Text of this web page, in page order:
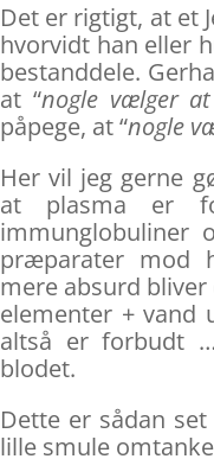
Det er rigtigt, at et
hvorvidt han eller
bestanddele.
at “nogle vælger
påpege, at “nogle
Her vil jeg gerne
at plasma er
immunglobuliner
præparater mod
mere absurd
elementer + vand
altså er forbudt
blodet.
Dette er sådan
lille smule